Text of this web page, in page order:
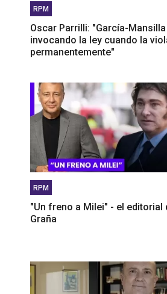
RPM
Oscar Parrilli: "García-
invocando la ley cuando la
permanentemente"
RPM
"Un freno a Milei" - el editorial
Graña